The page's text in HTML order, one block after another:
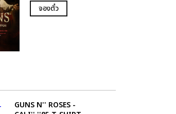
จองตั๋ว
GUNS N'' ROSES -